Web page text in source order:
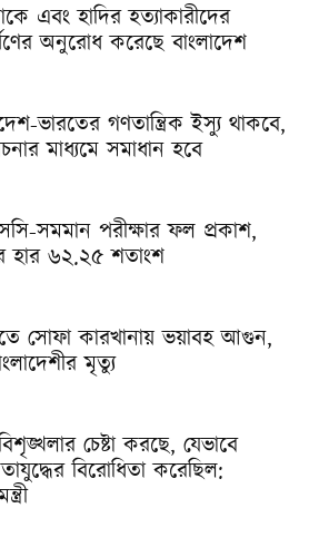
এবং হা‌দির হত্যাকারীদের
অনুরোধ করেছে বাংলাদেশ
ভারতের গণতান্ত্রিক ইস্যু থাকবে,
মাধ্যমে সমাধান হবে
সমমান পরীক্ষার ফল প্রকাশ,
হার ৬২.২৫ শতাংশ
সোফা কারখানায় ভয়াবহ আগুন,
মৃত্যু
চেষ্টা করছে, যেভাবে
বিরোধিতা করেছিল: